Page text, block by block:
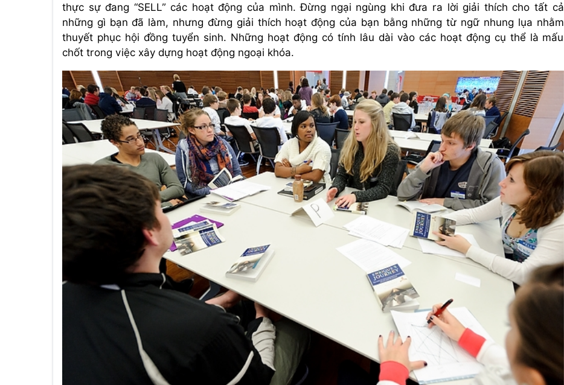
thực sự đang “SELL” các hoạt động của mình. Đừng ngại ngùng khi đưa ra lời giải thích cho tất cả
những gì bạn đã làm, nhưng đừng giải thích hoạt động của bạn bằng những từ ngữ nhung lụa nhằm
thuyết phục hội đồng tuyển sinh. Những hoạt động có tính lâu dài vào các hoạt động cụ thể là mấu
chốt trong việc xây dựng hoạt động ngoại khóa.